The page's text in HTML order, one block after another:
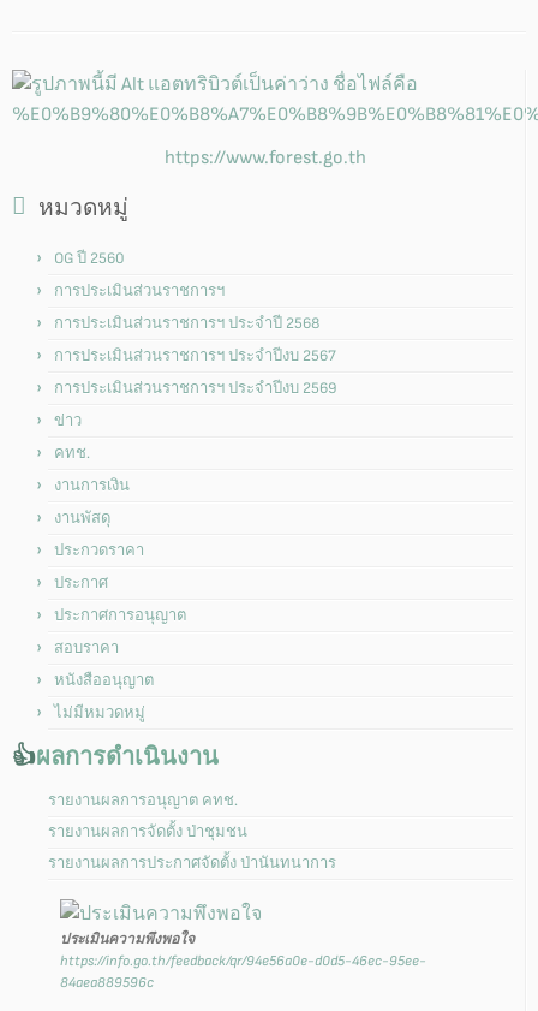
https://www.forest.go.th
หมวดหมู่
OG ปี 2560
การประเมินส่วนราชการฯ
การประเมินส่วนราชการฯ ประจำปี 2568
การประเมินส่วนราชการฯ ประจำปีงบ 2567
การประเมินส่วนราชการฯ ประจำปีงบ 2569
ข่าว
คทช.
งานการเงิน
งานพัสดุ
ประกวดราคา
ประกาศ
ประกาศการอนุญาต
สอบราคา
หนังสืออนุญาต
ไม่มีหมวดหมู่
👍ผลการดำเนินงาน
รายงานผลการอนุญาต คทช.
รายงานผลการจัดตั้ง ป่าชุมชน
รายงานผลการประกาศจัดตั้ง ป่านันทนาการ
ประเมินความพึงพอใจ
https://info.go.th/feedback/qr/94e56a0e-d0d5-46ec-95ee-
84aea889596c